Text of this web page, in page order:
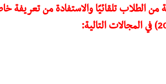
من الطلاب تلقائيًا والاستفادة من تعريفة